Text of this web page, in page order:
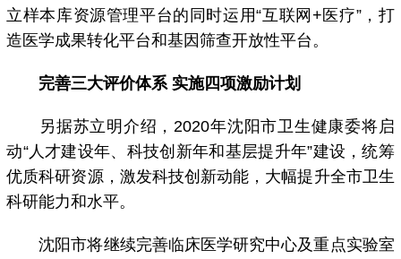
立样本库资源管理平台的同时运用“互联网+医疗”，打
造医学成果转化平台和基因筛查开放性平台。
完善三大评价体系 实施四项激励计划
另据苏立明介绍，2020年沈阳市卫生健康委将启
动“人才建设年、科技创新年和基层提升年”建设，统筹
优质科研资源，激发科技创新动能，大幅提升全市卫生
科研能力和水平。
沈阳市将继续完善临床医学研究中心及重点实验室